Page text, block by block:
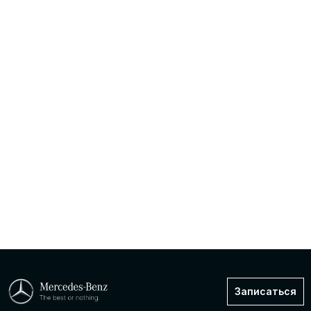
Записаться